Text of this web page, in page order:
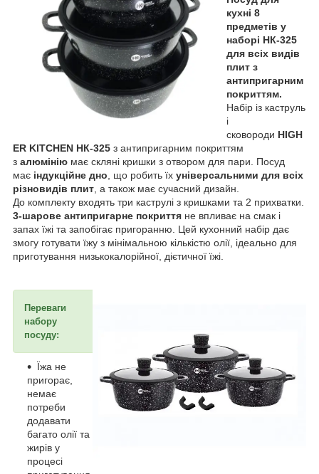
кухні 8
предметів у
наборі НК-325
для всіх видів
плит з
антипригарним
покриттям.
Набір із каструль
і
сковороди HIGH
ER KITCHEN НК-325 з антипригарним покриттям
з алюмінію має скляні кришки з отвором для пари. Посуд
має індукційне дно , що робить їх універсальними для всіх
різновидів плит , а також має сучасний дизайн.
До комплекту входять три каструлі з кришками та 2 прихватки.
3-шарове антипригарне покриття не впливає на смак і
запах їжі та запобігає пригоранню. Цей кухонний набір дає
змогу готувати їжу з мінімальною кількістю олії, ідеально для
приготування низькокалорійної, дієтичної їжі.
Переваги
набору
посуду:
Їжа не
пригорає,
немає
потреби
додавати
багато олії та
жирів у
процесі